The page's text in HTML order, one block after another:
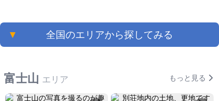
▼ 全国のエリアから探してみる
富士山 エリア もっと見る